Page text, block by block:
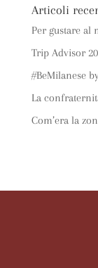
Articoli
Per gustare al
Trip Advisor
#BeMilanese
La
Com’era la